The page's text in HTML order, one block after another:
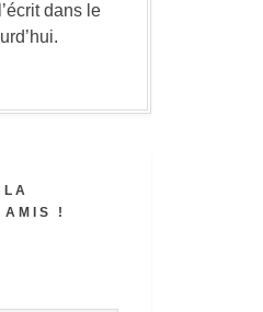
dans le
AMIS !